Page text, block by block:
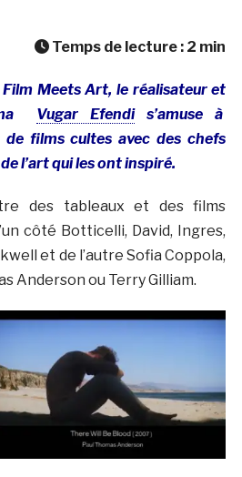
Temps de lecture : 2 min
Film Meets Art, le réalisateur et
Vugar Efendis’amuse à
de films cultes avec des chefs
l’art qui les ont inspiré.
des tableaux et des films
côté Botticelli, David, Ingres,
et de l’autre Sofia Coppola,
Anderson ou Terry Gilliam.